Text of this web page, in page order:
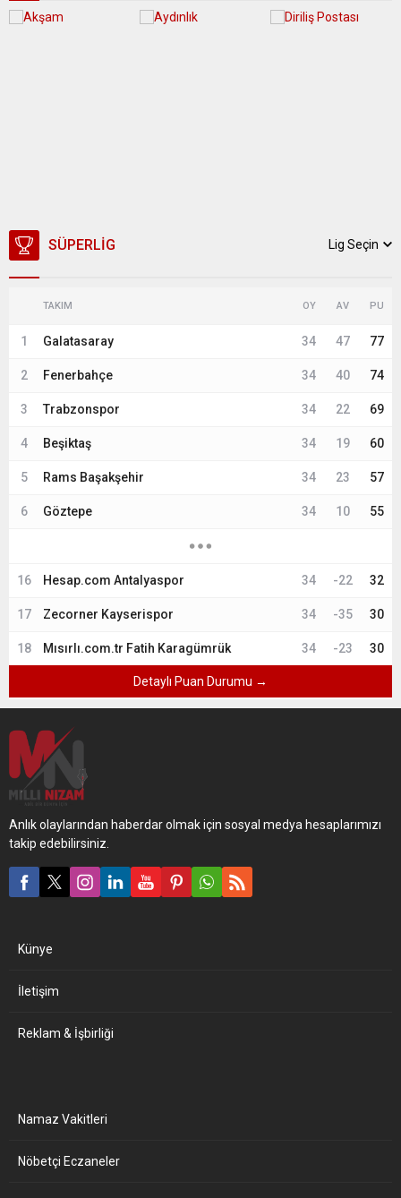
SÜPERLIG Lig Seçin
TAKIM OY AV PU
1 Galatasaray 34 47 77
2 Fenerbahçe 34 40 74
3 Trabzonspor 34 22 69
4 Beşiktaş 34 19 60
5 Rams Başakşehir 34 23 57
6 Göztepe 34 10 55
16 Hesap.com Antalyaspor 34 -22 32
17 Zecorner Kayserispor 34 -35 30
18 Mısırlı.com.tr Fatih Karagümrük 34 -23 30
Detaylı Puan Durumu →
Anlık olaylarından haberdar olmak için sosyal medya hesaplarımızı
takip edebilirsiniz.
Künye
İletişim
Reklam & İşbirliği
Namaz Vakitleri
Nöbetçi Eczaneler